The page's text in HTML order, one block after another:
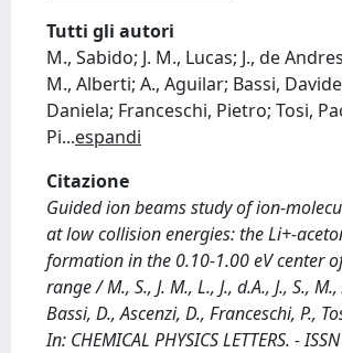
Tutti gli autori
M., Sabido; J. M., Lucas; J., de
M., Alberti; A., Aguilar; Bassi,
Daniela; Franceschi, Pietro; Tosi,
Pi...espandi
Citazione
Guided ion beams study of ion-
at low collision energies: the Li+-
formation in the 0.10-1.00 eV center
range / M., S., J. M., L., J., d.A., J., S., M.,
Bassi, D., Ascenzi, D., Franceschi, P.,
In: CHEMICAL PHYSICS LETTERS. -